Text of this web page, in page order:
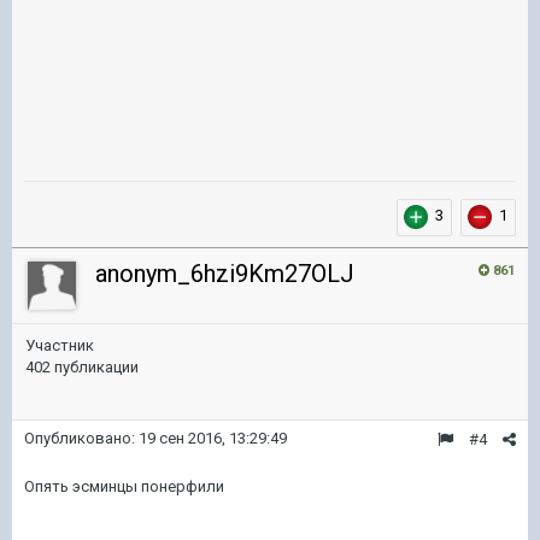
3 1
861
anonym_6hzi9Km27OLJ
Участник
402 публикации
#4
Опубликовано: 19 сен 2016, 13:29:49
Опять эсминцы понерфили